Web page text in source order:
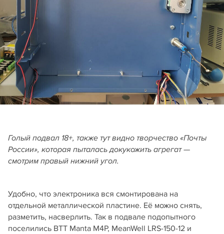
Голый подвал 18+, также тут видно творчество «Почты
России», которая пыталась докукожить агрегат —
смотрим правый нижний угол.
Удобно, что электроника вся смонтирована на
отдельной металлической пластине. Её можно снять,
разметить, насверлить. Так в подвале подопытного
поселились BTT Manta M4P, MeanWell LRS-150-12 и